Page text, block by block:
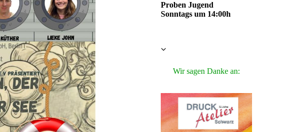
Proben Jugend
Sonntags um 14:00h
Wir sagen Danke an: